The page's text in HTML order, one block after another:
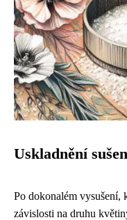
Uskladnění
Po dokonalém vysušení,
závislosti na druhu